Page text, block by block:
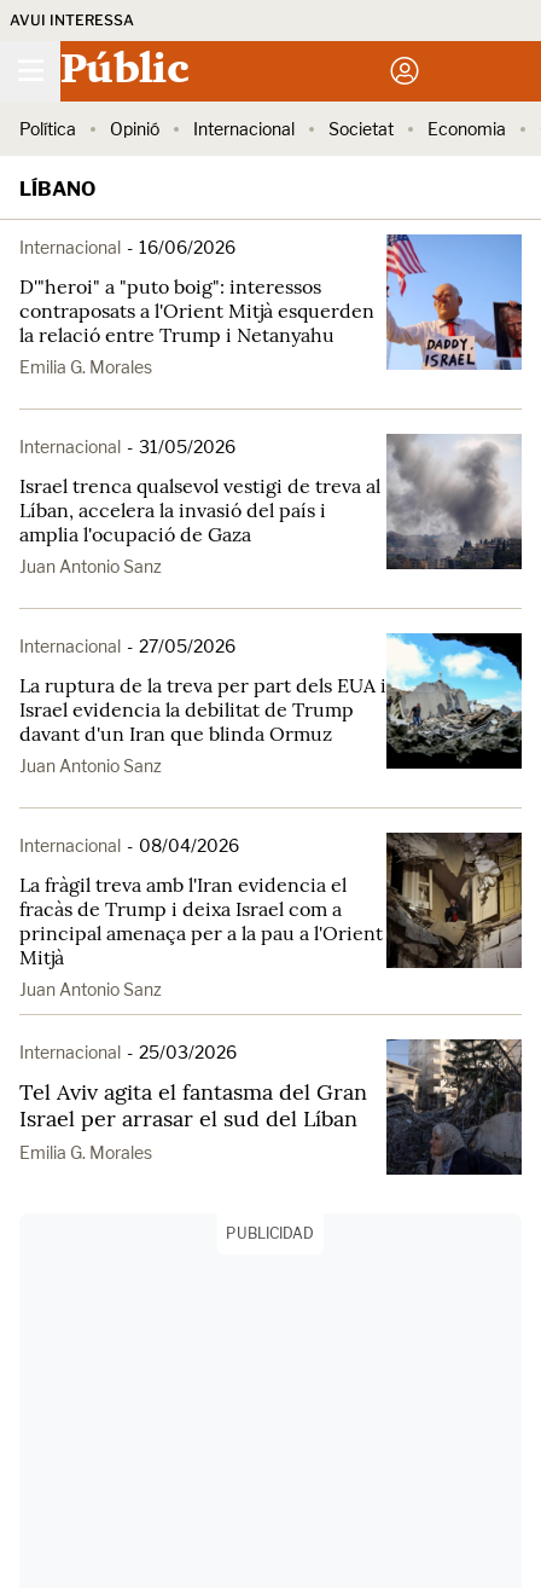
AVUI INTERESSA
Públic
Política Opinió Internacional Societat Economia
LÍBANO
Internacional - 16/06/2026
D'"heroi" a "puto boig": interessos
contraposats a l'Orient Mitjà esquerden
la relació entre Trump i Netanyahu
Emilia G. Morales
Internacional - 31/05/2026
Israel trenca qualsevol vestigi de treva al
Líban, accelera la invasió del país i
amplia l'ocupació de Gaza
Juan Antonio Sanz
Internacional - 27/05/2026
La ruptura de la treva per part dels EUA i
Israel evidencia la debilitat de Trump
davant d'un Iran que blinda Ormuz
Juan Antonio Sanz
Internacional - 08/04/2026
La fràgil treva amb l'Iran evidencia el
fracàs de Trump i deixa Israel com a
principal amenaça per a la pau a l'Orient
Mitjà
Juan Antonio Sanz
Internacional - 25/03/2026
Tel Aviv agita el fantasma del Gran
Israel per arrasar el sud del Líban
Emilia G. Morales
PUBLICIDAD